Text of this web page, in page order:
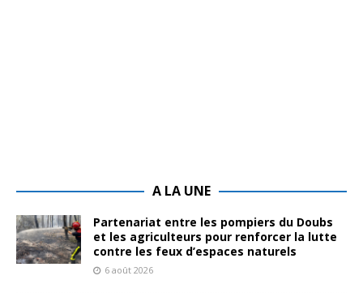
A LA UNE
Partenariat entre les pompiers du Doubs
et les agriculteurs pour renforcer la lutte
contre les feux d’espaces naturels
6 août 2026